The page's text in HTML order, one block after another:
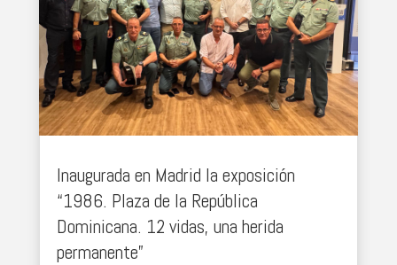
Inaugurada en Madrid la exposición
“1986. Plaza de la República
Dominicana. 12 vidas, una herida
permanente”